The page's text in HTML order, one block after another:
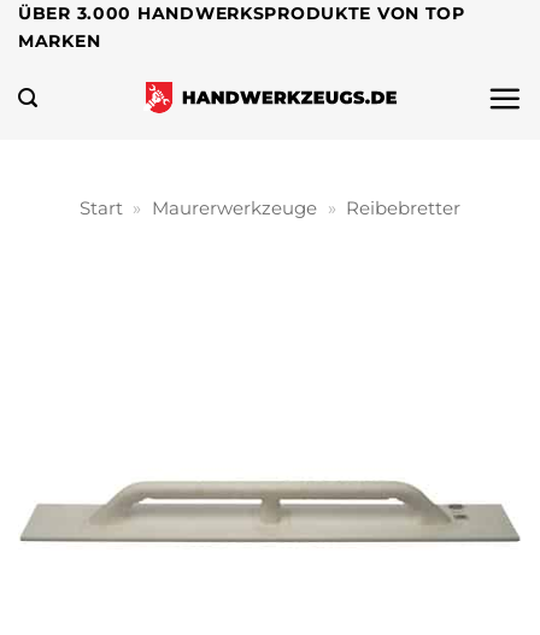
Zum
Inhalt
springen
ÜBER 3.000 HANDWERKSPRODUKTE VON TOP
MARKEN
Start » Maurerwerkzeuge » Reibebretter